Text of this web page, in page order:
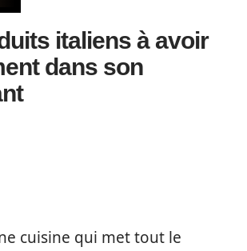
italiens à avoir
dans son
cuisine qui met tout le